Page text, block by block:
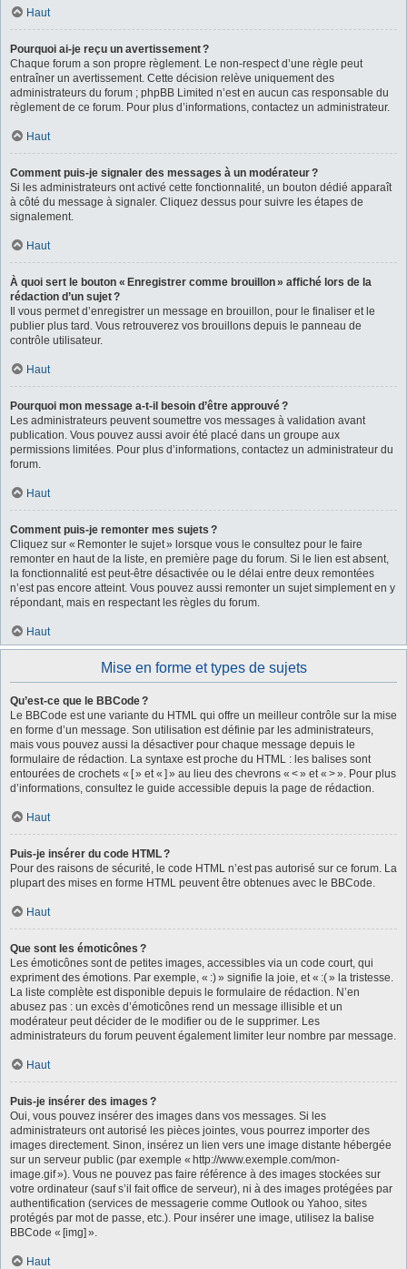
Haut
Pourquoi ai-je reçu un avertissement ?
Chaque forum a son propre règlement. Le non-respect d’une règle peut
entraîner un avertissement. Cette décision relève uniquement des
administrateurs du forum ; phpBB Limited n’est en aucun cas responsable du
règlement de ce forum. Pour plus d’informations, contactez un administrateur.
Haut
Comment puis-je signaler des messages à un modérateur ?
Si les administrateurs ont activé cette fonctionnalité, un bouton dédié apparaît
à côté du message à signaler. Cliquez dessus pour suivre les étapes de
signalement.
Haut
À quoi sert le bouton « Enregistrer comme brouillon » affiché lors de la
rédaction d’un sujet ?
Il vous permet d’enregistrer un message en brouillon, pour le finaliser et le
publier plus tard. Vous retrouverez vos brouillons depuis le panneau de
contrôle utilisateur.
Haut
Pourquoi mon message a-t-il besoin d’être approuvé ?
Les administrateurs peuvent soumettre vos messages à validation avant
publication. Vous pouvez aussi avoir été placé dans un groupe aux
permissions limitées. Pour plus d’informations, contactez un administrateur du
forum.
Haut
Comment puis-je remonter mes sujets ?
Cliquez sur « Remonter le sujet » lorsque vous le consultez pour le faire
remonter en haut de la liste, en première page du forum. Si le lien est absent,
la fonctionnalité est peut-être désactivée ou le délai entre deux remontées
n’est pas encore atteint. Vous pouvez aussi remonter un sujet simplement en y
répondant, mais en respectant les règles du forum.
Haut
Mise en forme et types de sujets
Qu’est-ce que le BBCode ?
Le BBCode est une variante du HTML qui offre un meilleur contrôle sur la mise
en forme d’un message. Son utilisation est définie par les administrateurs,
mais vous pouvez aussi la désactiver pour chaque message depuis le
formulaire de rédaction. La syntaxe est proche du HTML : les balises sont
entourées de crochets « [ » et « ] » au lieu des chevrons « < » et « > ». Pour plus
d’informations, consultez le guide accessible depuis la page de rédaction.
Haut
Puis-je insérer du code HTML ?
Pour des raisons de sécurité, le code HTML n’est pas autorisé sur ce forum. La
plupart des mises en forme HTML peuvent être obtenues avec le BBCode.
Haut
Que sont les émoticônes ?
Les émoticônes sont de petites images, accessibles via un code court, qui
expriment des émotions. Par exemple, « :) » signifie la joie, et « :( » la tristesse.
La liste complète est disponible depuis le formulaire de rédaction. N’en
abusez pas : un excès d’émoticônes rend un message illisible et un
modérateur peut décider de le modifier ou de le supprimer. Les
administrateurs du forum peuvent également limiter leur nombre par message.
Haut
Puis-je insérer des images ?
Oui, vous pouvez insérer des images dans vos messages. Si les
administrateurs ont autorisé les pièces jointes, vous pourrez importer des
images directement. Sinon, insérez un lien vers une image distante hébergée
sur un serveur public (par exemple « http://www.exemple.com/mon-
image.gif »). Vous ne pouvez pas faire référence à des images stockées sur
votre ordinateur (sauf s’il fait office de serveur), ni à des images protégées par
authentification (services de messagerie comme Outlook ou Yahoo, sites
protégés par mot de passe, etc.). Pour insérer une image, utilisez la balise
BBCode « [img] ».
Haut